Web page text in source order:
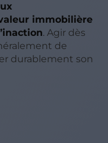
immobilière
. Agir dès
de
durablement son